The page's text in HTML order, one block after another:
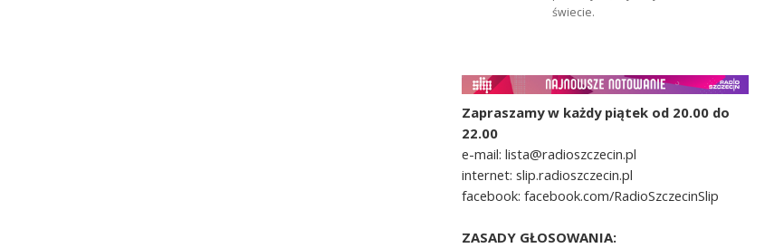
świecie.
Zapraszamy w każdy piątek od 20.00 do
22.00
e-mail: lista@radioszczecin.pl
internet: slip.radioszczecin.pl
facebook: facebook.com/RadioSzczecinSlip
ZASADY GŁOSOWANIA: